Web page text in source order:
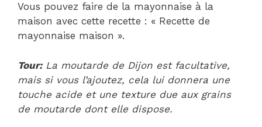
Vous pouvez faire de la mayonnaise à la
maison avec cette recette : « Recette de
mayonnaise maison ».
Tour:La moutarde de Dijon est facultative,
mais si vous l’ajoutez, cela lui donnera une
touche acide et une texture due aux grains
de moutarde dont elle dispose.